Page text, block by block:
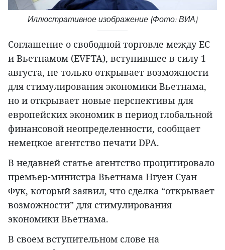
Иллюстративное изображение (Фото: ВИА)
Соглашение о свободной торговле между ЕС
и Вьетнамом (EVFTA), вступившее в силу 1
августа, не только открывает возможности
для стимулирования экономики Вьетнама,
но и открывает новые перспективы для
европейских экономик в период глобальной
финансовой неопределенности, сообщает
немецкое агентство печати DPA.
В недавней статье агентство процитировало
премьер-министра Вьетнама Нгуен Суан
Фук, который заявил, что сделка “открывает
возможности” для стимулирования
экономики Вьетнама.
В своем вступительном слове на